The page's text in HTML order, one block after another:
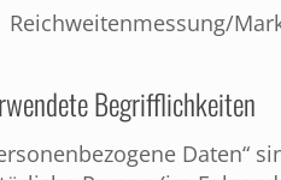
Reichweitenmessung/
Begrifflichkeiten
Daten“